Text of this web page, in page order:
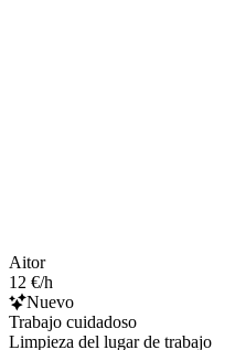
Aitor
12 €/h
Nuevo
Trabajo cuidadoso
Limpieza del lugar de trabajo